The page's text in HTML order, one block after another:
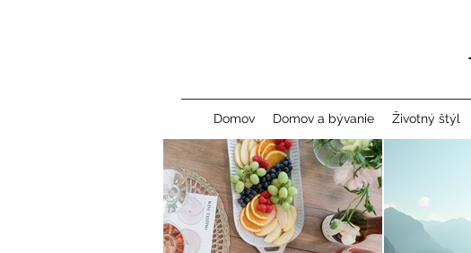
Domov Domov a bývanie Životný štýl